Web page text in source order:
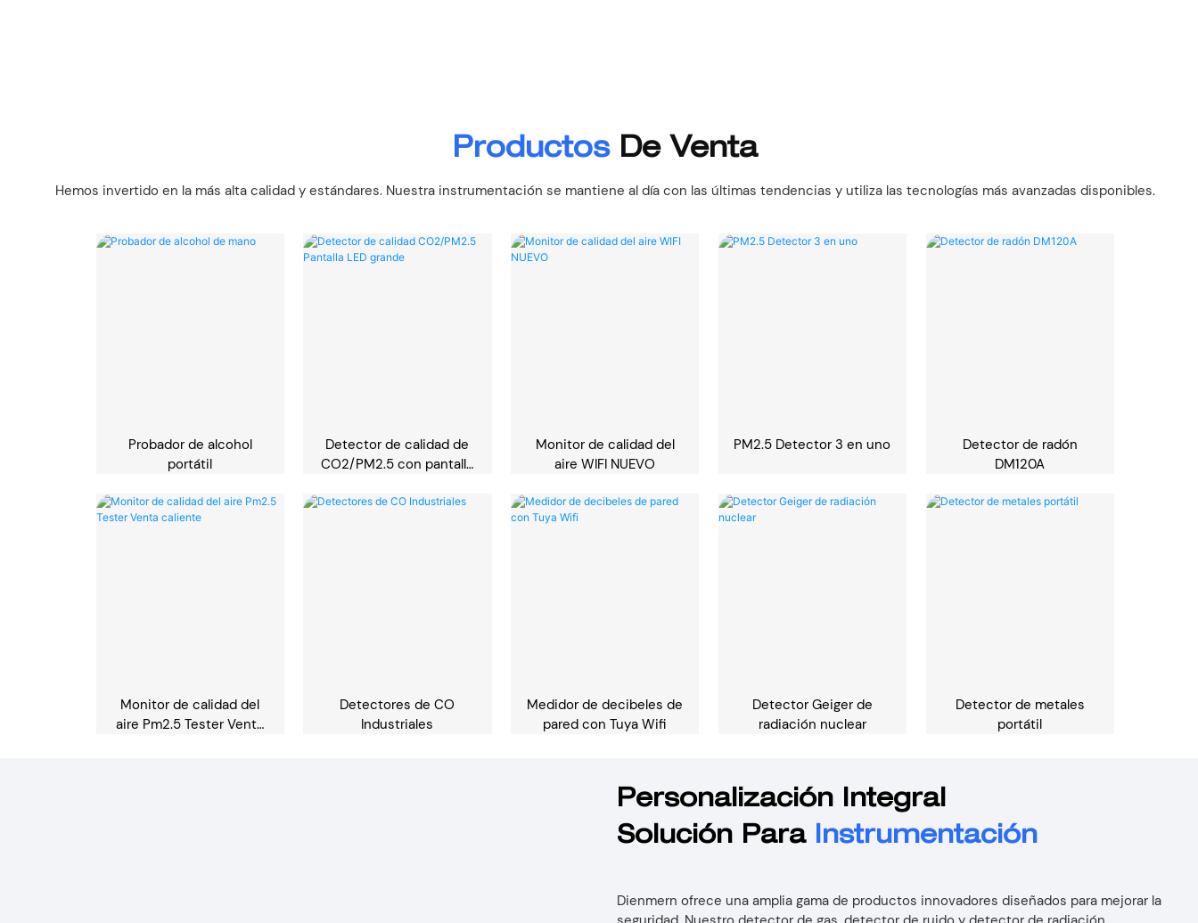
ProductosDe Venta
Hemos invertido en la más alta calidad y estándares. Nuestra instrumentación se mantiene al día con las últimas tendencias y utiliza las tecnologías más avanzadas disponibles.
Probador de alcohol
portátil
Detector de calidad de
CO2/PM2.5 con pantalla
Monitor de calidad del
aire WIFI NUEVO
PM2.5 Detector 3 en uno
Detector de radón
DM120A
Monitor de calidad del
aire Pm2.5 Tester Venta
Detectores de CO
Industriales
Medidor de decibeles de
pared con Tuya Wifi
Detector Geiger de
radiación nuclear
Detector de metales
portátil
Personalización Integral
Solución Para Instrumentación
Dienmern ofrece una amplia gama de productos innovadores diseñados para mejorar la